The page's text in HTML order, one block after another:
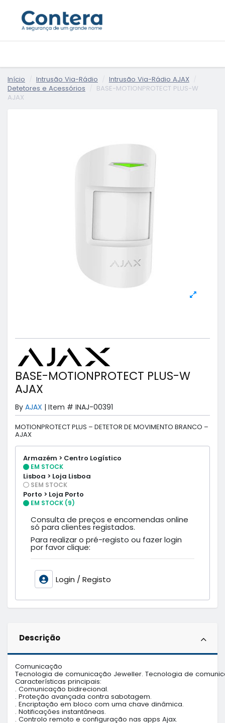
Início Intrusão Via-Rádio
Intrusão Via-Rádio AJAX
Detetores e Acessórios
BASE-MOTIONPROTECT PLUS-W
AJAX
BASE-MOTIONPROTECT PLUS-W
AJAX
By AJAX | Item # INAJ-00391
MOTIONPROTECT PLUS – DETETOR DE MOVIMENTO BRANCO –
AJAX
Armazém > Centro Logístico
EM STOCK
Lisboa > Loja Lisboa
SEM STOCK
Porto > Loja Porto
EM STOCK (9)
Consulta de preços e encomendas online
só para clientes registados.
Para realizar o pré-registo ou fazer login
por favor clique:
Login / Registo
Descrição
Comunicação
Tecnologia de comunicação Jeweller. Tecnologia de
Características principais:
. Comunicação bidirecional.
. Proteção avançada contra sabotagem.
. Encriptação em bloco com uma chave dinâmica.
. Notificações instantâneas.
. Controlo remoto e configuração nas apps Ajax.